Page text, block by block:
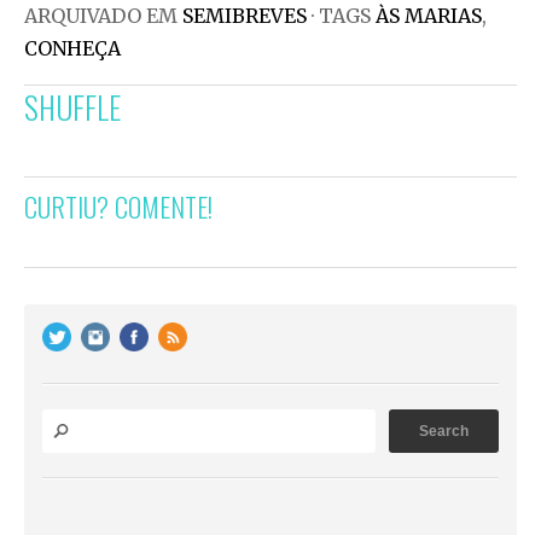
ARQUIVADO EM SEMIBREVES · TAGS ÀS MARIAS,
CONHEÇA
SHUFFLE
CURTIU? COMENTE!